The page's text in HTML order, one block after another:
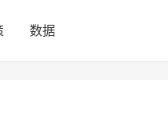
数据